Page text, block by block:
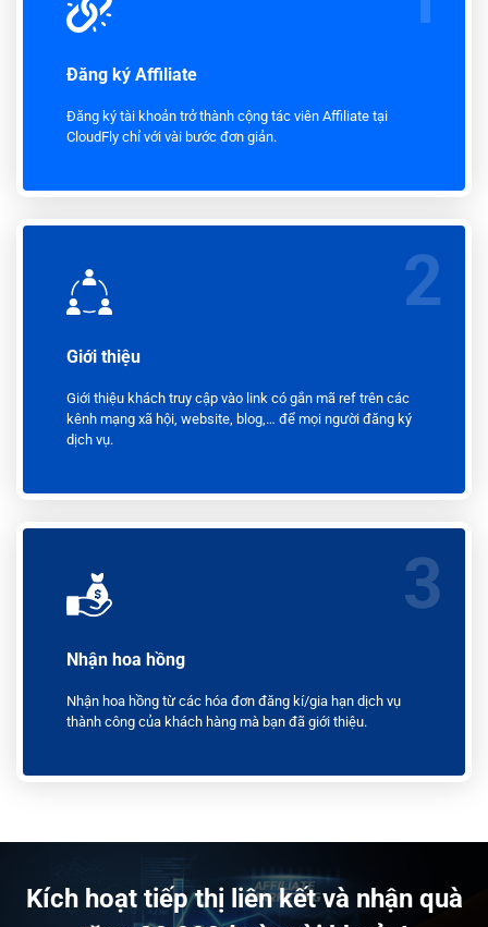
Đăng ký Affiliate
Đăng ký tài khoản trở thành cộng tác viên Affiliate tại
CloudFly chỉ với vài bước đơn giản.
2
Giới thiệu
Giới thiệu khách truy cập vào link có gắn mã ref trên các
kênh mạng xã hội, website, blog,… để mọi người đăng ký
dịch vụ.
3
Nhận hoa hồng
Nhận hoa hồng từ các hóa đơn đăng kí/gia hạn dịch vụ
thành công của khách hàng mà bạn đã giới thiệu.
Kích hoạt tiếp thị liên kết và nhận quà